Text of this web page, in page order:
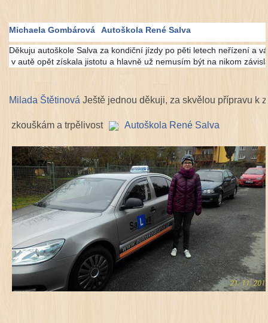
Michaela Gombárová Autoškola René Salva
Děkuju autoškole Salva za kondiční jízdy po pěti letech neřízení a
v autě opět získala jistotu a hlavně už nemusím být na nikom
Milada Štětinová Ještě jednou děkuji, za skvělou přípravu k
zkouškám a trpělivost Autoškola René Salva